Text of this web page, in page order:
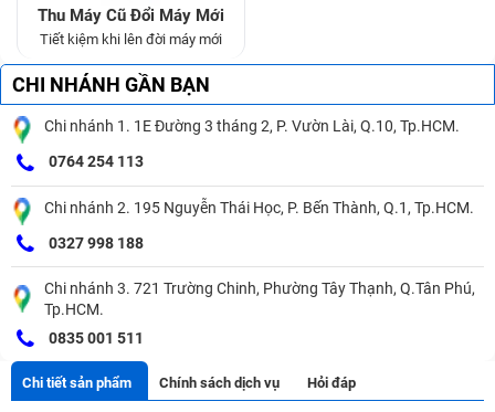
Thu Máy Cũ Đổi Máy Mới
Tiết kiệm khi lên đời máy mới
CHI NHÁNH GẦN BẠN
Chi nhánh 1. 1E Đường 3 tháng 2, P. Vườn Lài, Q.10, Tp.HCM.
0764 254 113
Chi nhánh 2. 195 Nguyễn Thái Học, P. Bến Thành, Q.1, Tp.HCM.
0327 998 188
Chi nhánh 3. 721 Trường Chinh, Phường Tây Thạnh, Q.Tân Phú,
Tp.HCM.
0835 001 511
Chi tiết sản phẩm Chính sách dịch vụ Hỏi đáp